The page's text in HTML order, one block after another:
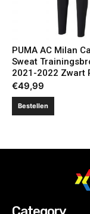
PUMA AC Milan
Sweat
2021-2022 Zwart
€49,99
Bestellen